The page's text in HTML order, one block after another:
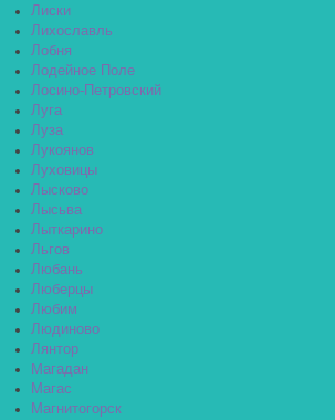
Лиски
Лихославль
Лобня
Лодейное Поле
Лосино-Петровский
Луга
Луза
Лукоянов
Луховицы
Лысково
Лысьва
Лыткарино
Льгов
Любань
Люберцы
Любим
Людиново
Лянтор
Магадан
Магас
Магнитогорск